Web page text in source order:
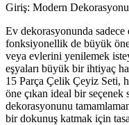
Giriş: Modern
Ev dekorasyonunda sadece
fonksiyonellik de büyük
veya evlerini yenilemek
eşyaları büyük bir ihtiyaç
15 Parça Çelik Çeyiz Seti,
öne çıkan ideal bir
dekorasyonunu
bir dokunuş katmak için